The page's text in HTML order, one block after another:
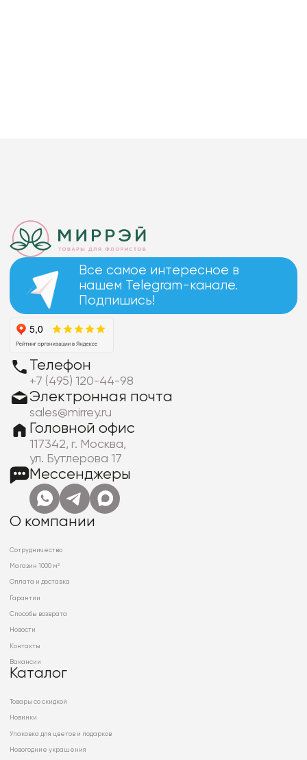
Все самое интересное в
нашем Telegram-канале.
Подпишись!
Телефон
+7 (495) 120-44-98
Электронная почта
sales@mirrey.ru
Головной офис
117342, г. Москва,
ул. Бутлерова 17
Мессенджеры
О компании
Сотрудничество
Магазин 1000 м²
Оплата и доставка
Гарантии
Способы возврата
Новости
Контакты
Вакансии
Каталог
Товары со скидкой
Новинки
Упаковка для цветов и подарков
Новогодние украшения